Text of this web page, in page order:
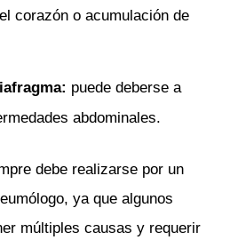
corazón o acumulación de
puede deberse a
abdominales.
debe realizarse por un
ya que algunos
múltiples causas y requerir